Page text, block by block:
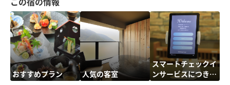
おすすめプラン 人気の客室
スマートチェックイ
ンサービスにつきま